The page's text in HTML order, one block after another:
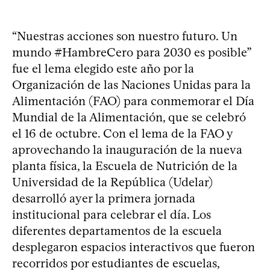
“Nuestras acciones son nuestro futuro. Un
mundo #HambreCero para 2030 es posible”
fue el lema elegido este año por la
Organización de las Naciones Unidas para la
Alimentación (FAO) para conmemorar el Día
Mundial de la Alimentación, que se celebró
el 16 de octubre. Con el lema de la FAO y
aprovechando la inauguración de la nueva
planta física, la Escuela de Nutrición de la
Universidad de la República (Udelar)
desarrolló ayer la primera jornada
institucional para celebrar el día. Los
diferentes departamentos de la escuela
desplegaron espacios interactivos que fueron
recorridos por estudiantes de escuelas,